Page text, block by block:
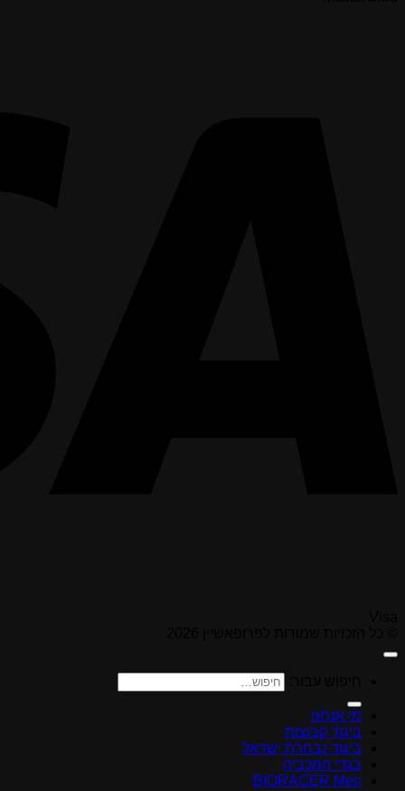
מי אנחנו
ביגוד קבוצות
ביגוד נבחרת ישראל
בגדי המכביה
BIORACER Men